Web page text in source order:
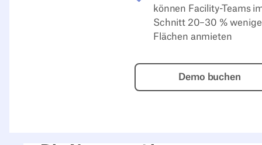
können Facility-Teams
Schnitt 20–30 %
Flächen anmieten
Demo buchen